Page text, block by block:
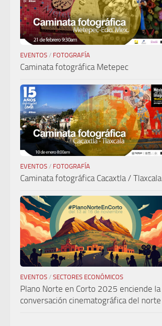
EVENTOS / FOTOGRAFÍA
Caminata fotográfica Metepec
EVENTOS / FOTOGRAFÍA
Caminata fotográfica Cacaxtla / Tlaxcala
EVENTOS / SECTORES ECONÓMICOS
Plano Norte en Corto 2025 enciende la
conversación cinematográfica del norte